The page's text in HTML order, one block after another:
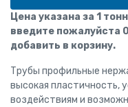
Цена указана за 1
введите пожалуйста
добавить в корзину.
Трубы профильные
высокая пластичность,
воздействиям и